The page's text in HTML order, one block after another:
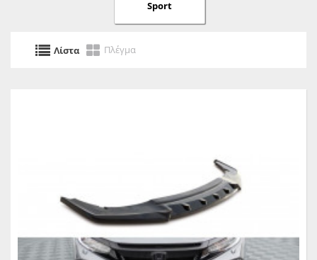
Sport
Λίστα Πλέγμα